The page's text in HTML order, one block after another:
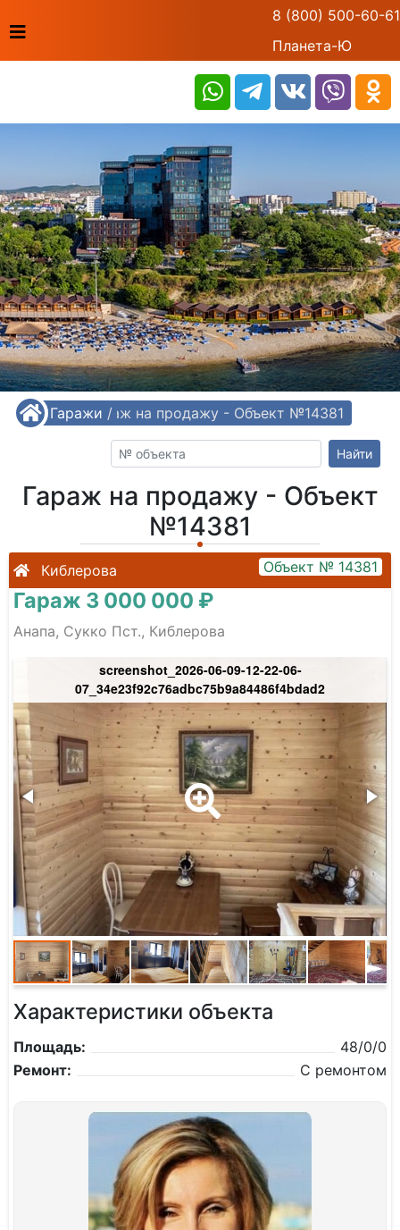
8 (800) 500-60-61
Планета-Ю
/ Гаражи /
Гараж на продажу - Объект №14381
Найти
Гараж на продажу - Объект
№14381
Киблерова Объект № 14381
Гараж 3 000 000 ₽
Анапа, Сукко Пст., Киблерова
screenshot_2026-06-09-12-22-06-
07_34e23f92c76adbc75b9a84486f4bdad2
Характеристики объекта
Площадь:
48/0/0
Ремонт:
С ремонтом